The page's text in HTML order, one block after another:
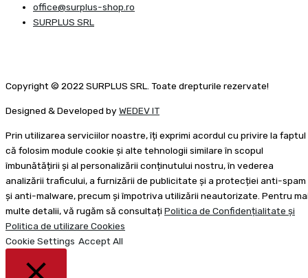
office@surplus-shop.ro
SURPLUS SRL
Copyright © 2022 SURPLUS SRL. Toate drepturile rezervate!
Designed & Developed by WEDEV IT
Prin utilizarea serviciilor noastre, îți exprimi acordul cu privire la faptul
că folosim module cookie și alte tehnologii similare în scopul
îmbunătățirii și al personalizării conținutului nostru, în vederea
analizării traficului, a furnizării de publicitate și a protecției anti-spam
și anti-malware, precum și împotriva utilizării neautorizate. Pentru
multe detalii, vă rugăm să consultați Politica de Confidențialitate și
Politica de utilizare Cookies
Cookie Settings Accept All